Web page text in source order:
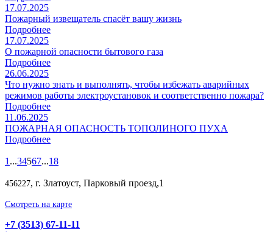
17.07.2025
Пожарный извещатель спасёт вашу жизнь
Подробнее
17.07.2025
О пожарной опасности бытового газа
Подробнее
26.06.2025
Что нужно знать и выполнять, чтобы избежать аварийных
режимов работы электроустановок и соответственно пожара?
Подробнее
11.06.2025
ПОЖАРНАЯ ОПАСНОСТЬ ТОПОЛИНОГО ПУХА
Подробнее
1 ...34567...18
456227, г. Златоуст, Парковый проезд,1
Смотреть на карте
+7 (3513) 67-11-11